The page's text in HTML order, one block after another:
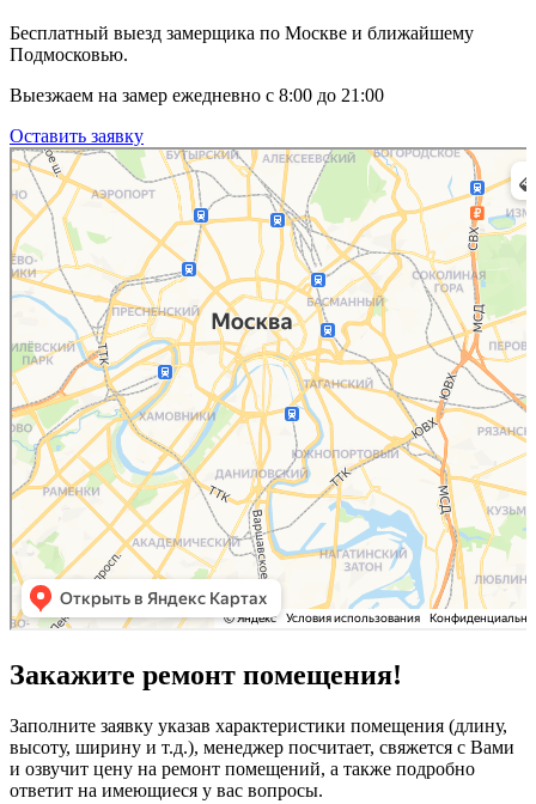
Бесплатный выезд замерщика по Москве и ближайшему
Подмосковью.
Выезжаем на замер ежедневно с 8:00 до 21:00
Оставить заявку
Москва
Яндекс.Карты — транспорт, навигация, поиск мест
Закажите ремонт помещения!
Заполните заявку указав характеристики помещения (длину,
высоту, ширину и т.д.), менеджер посчитает, свяжется с Вами
и озвучит цену на ремонт помещений, а также подробно
ответит на имеющиеся у вас вопросы.